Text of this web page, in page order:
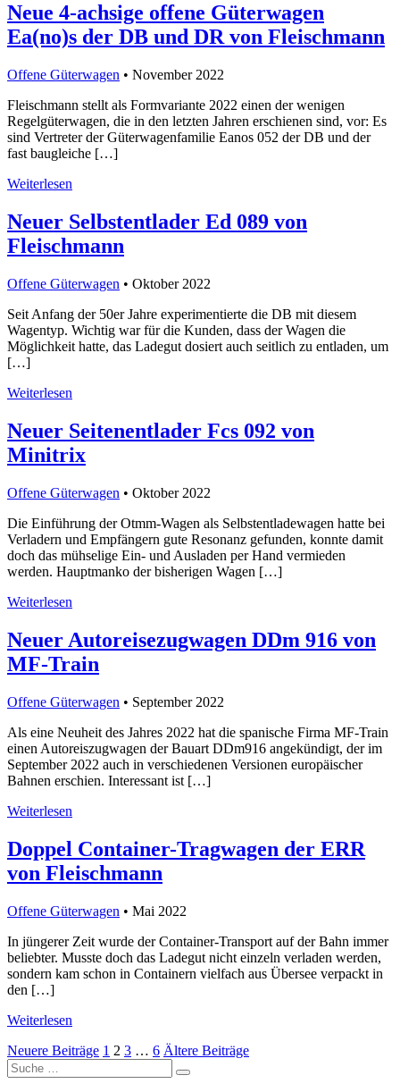
Neue 4-achsige offene Güterwagen
Ea(no)s der DB und DR von Fleischmann
Offene Güterwagen • November 2022
Fleischmann stellt als Formvariante 2022 einen der wenigen
Regelgüterwagen, die in den letzten Jahren erschienen sind, vor: Es
sind Vertreter der Güterwagenfamilie Eanos 052 der DB und der
fast baugleiche […]
Weiterlesen
Neuer Selbstentlader Ed 089 von
Fleischmann
Offene Güterwagen • Oktober 2022
Seit Anfang der 50er Jahre experimentierte die DB mit diesem
Wagentyp. Wichtig war für die Kunden, dass der Wagen die
Möglichkeit hatte, das Ladegut dosiert auch seitlich zu entladen, um
[…]
Weiterlesen
Neuer Seitenentlader Fcs 092 von
Minitrix
Offene Güterwagen • Oktober 2022
Die Einführung der Otmm-Wagen als Selbstentladewagen hatte bei
Verladern und Empfängern gute Resonanz gefunden, konnte damit
doch das mühselige Ein- und Ausladen per Hand vermieden
werden. Hauptmanko der bisherigen Wagen […]
Weiterlesen
Neuer Autoreisezugwagen DDm 916 von
MF-Train
Offene Güterwagen • September 2022
Als eine Neuheit des Jahres 2022 hat die spanische Firma MF-Train
einen Autoreiszugwagen der Bauart DDm916 angekündigt, der im
September 2022 auch in verschiedenen Versionen europäischer
Bahnen erschien. Interessant ist […]
Weiterlesen
Doppel Container-Tragwagen der ERR
von Fleischmann
Offene Güterwagen • Mai 2022
In jüngerer Zeit wurde der Container-Transport auf der Bahn immer
beliebter. Musste doch das Ladegut nicht einzeln verladen werden,
sondern kam schon in Containern vielfach aus Übersee verpackt in
den […]
Weiterlesen
Seitennummerierung
der
Neuere Beiträge 1 2 3 … 6 Ältere Beiträge
Suche
nach: